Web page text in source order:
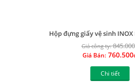
Chi tiết